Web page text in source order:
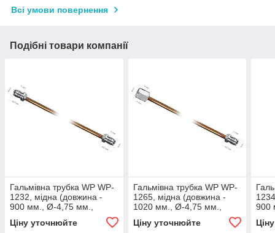
Всі умови повернення
Подібні товари компанії
Гальмівна трубка WP WP-
1232, мідна (довжина -
900 мм., Ø-4,75 мм.,
Ціну уточнюйте
Гальмівна трубка WP WP-
1265, мідна (довжина -
1020 мм., Ø-4,75 мм.,
Ціну уточнюйте
900